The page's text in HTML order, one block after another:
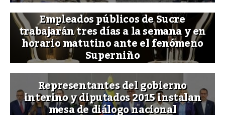
Empleados públicos de Sucre
trabajarán tres días a la semana y en
horario matutino ante el fenómeno
Superniño
Representantes del gobierno
interino y diputados 2015 instalan
mesa de diálogo nacional